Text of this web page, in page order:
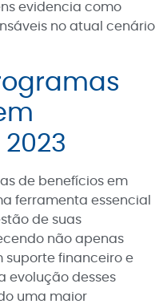
evidencia como
no atual cenário
de benefícios em
ferramenta essencial
de suas
não apenas
suporte financeiro e
evolução desses
uma maior